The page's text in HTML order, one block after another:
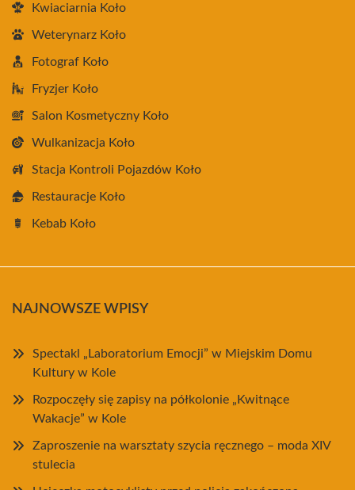
Kwiaciarnia Koło
Weterynarz Koło
Fotograf Koło
Fryzjer Koło
Salon Kosmetyczny Koło
Wulkanizacja Koło
Stacja Kontroli Pojazdów Koło
Restauracje Koło
Kebab Koło
NAJNOWSZE WPISY
Spectakl „Laboratorium Emocji” w Miejskim Domu
Kultury w Kole
Rozpoczęły się zapisy na półkolonie „Kwitnące
Wakacje” w Kole
Zaproszenie na warsztaty szycia ręcznego – moda XIV
stulecia